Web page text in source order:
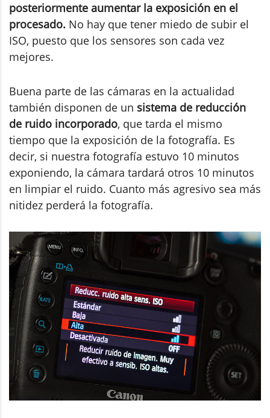
posteriormente aumentar la exposición en el
procesado. No hay que tener miedo de subir el
ISO, puesto que los sensores son cada vez
mejores.
Buena parte de las cámaras en la actualidad
también disponen de un sistema de reducción
de ruido incorporado, que tarda el mismo
tiempo que la exposición de la fotografía. Es
decir, si nuestra fotografía estuvo 10 minutos
exponiendo, la cámara tardará otros 10 minutos
en limpiar el ruido. Cuanto más agresivo sea más
nitidez perderá la fotografía.